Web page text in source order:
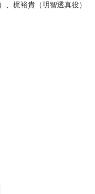
、梶裕貴（明智透真役）